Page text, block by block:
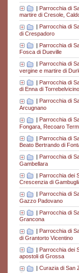
| Parrocchia di
martire di Cresole,
Parrocchia di
di Crespadoro
| Parrocchia di
Fosca di Dueville
Parrocchia di
vergine e martire di
| Parrocchia di
di Enna di Torrebelvicino
Parrocchia di
Arcugnano
| Parrocchia di
Fongara, Recoaro
| Parrocchia di
Beato Bertrando di
| Parrocchia di
Gambellara
| Parrocchia dei
Crescenzia di
Parrocchia di
Gazzo Padovano
| Parrocchia di
Grancona
Parrocchia di
di Grantorto Vicentino
| Parrocchia dei
apostoli di Grossa
Curazia di San